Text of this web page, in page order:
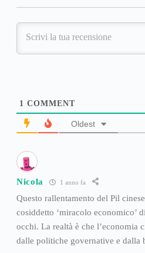
1 COMMENT
Oldest
Nicola 1 anno fa
Questo rallentamento del Pil
cosiddetto ‘miracolo economico’
occhi. La realtà è che l’economia
dalle politiche governative e dalla